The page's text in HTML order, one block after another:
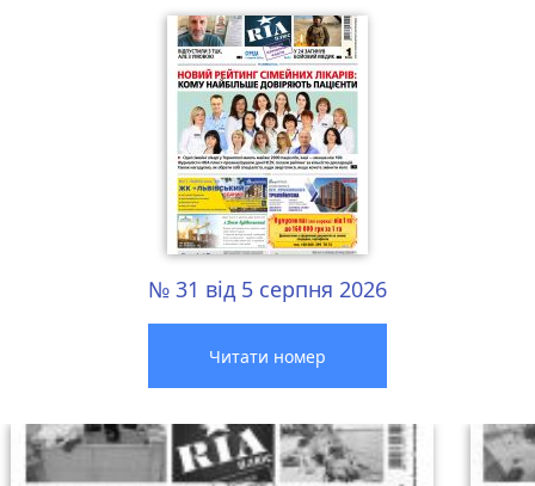
№ 31 від 5 серпня 2026
Читати номер